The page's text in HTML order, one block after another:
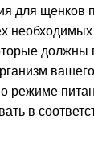
для щенков
должны
режиме
в